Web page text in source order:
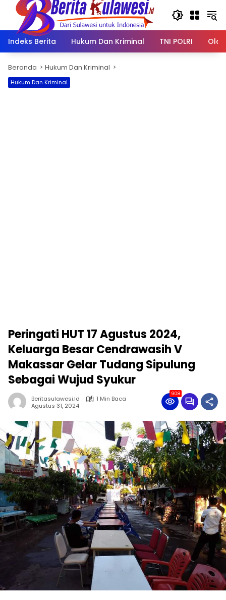
Langsung
konten
Indeks Berita
Hukum Dan Kriminal TNI POLRI
Beranda Hukum Dan Kriminal
Hukum Dan Kriminal
Peringati HUT 17 Agustus 2024,
Keluarga Besar Cendrawasih V
Makassar Gelar Tudang Sipulung
Sebagai Wujud Syukur
Beritasulawesi.id
1 Min Baca
Agustus 31, 2024
908